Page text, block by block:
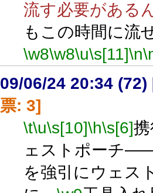
流す必要がある
もこの時間に流
\w8\w8\u\s[11]\n
09/06/24 20:34 (72)
票: 3]
\t\u\s[10]\h\s[6]
ェストポーチ
を強引にウェス